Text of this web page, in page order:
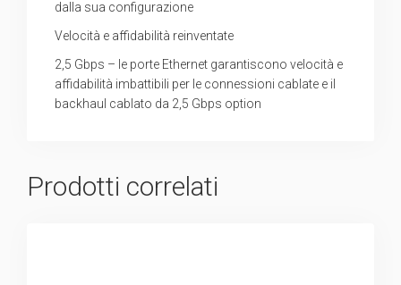
dalla sua configurazione
Velocità e affidabilità reinventate
2,5 Gbps – le porte Ethernet garantiscono velocità e
affidabilità imbattibili per le connessioni cablate e il
backhaul cablato da 2,5 Gbps option
Prodotti correlati